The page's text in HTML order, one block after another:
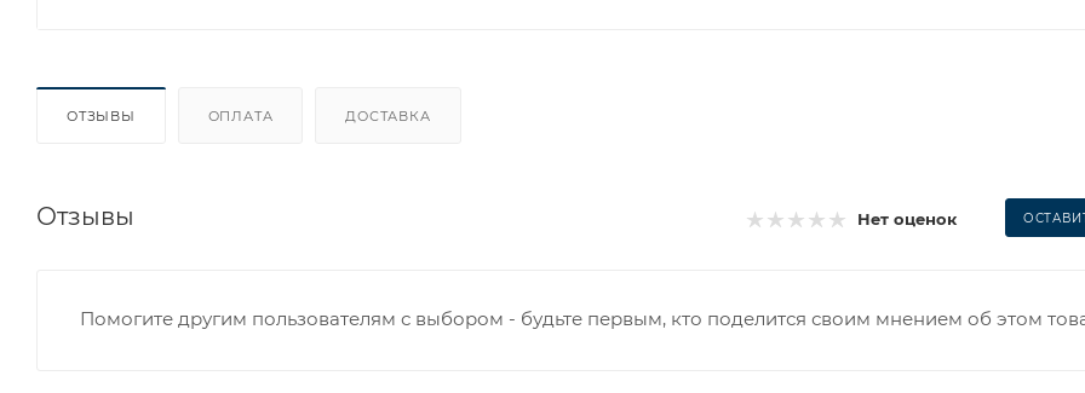
ОТЗЫВЫ ОПЛАТА ДОСТАВКА
Отзывы Нет оценок
Помогите другим пользователям с выбором - будьте первым, кто поделится своим мнением об этом